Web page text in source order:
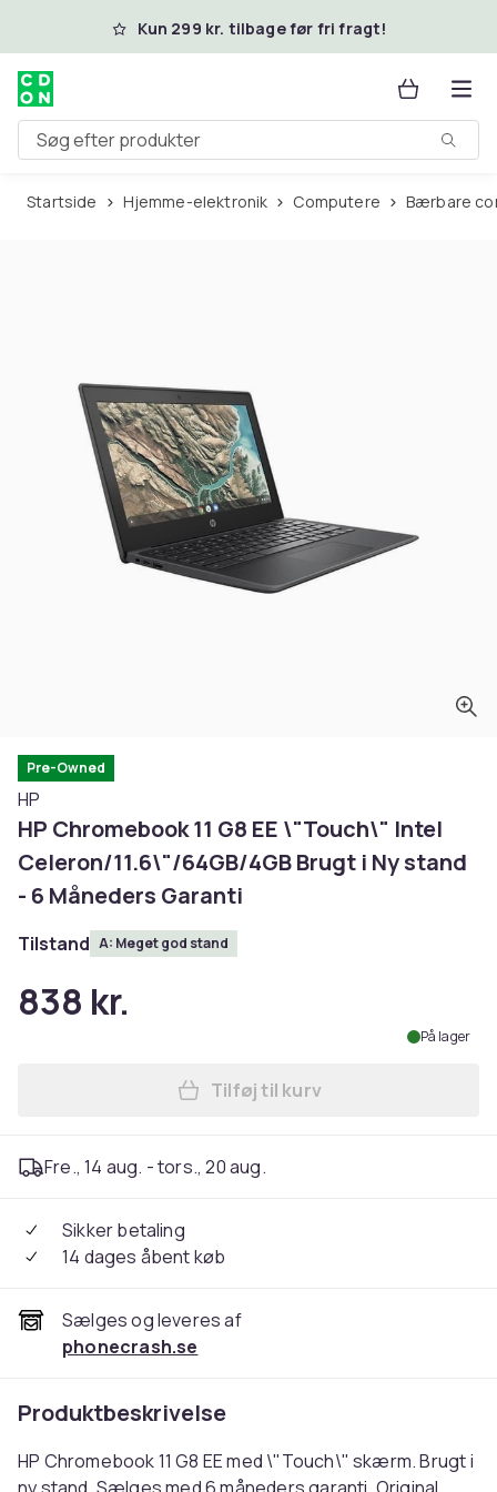
Spring til hovedindhold
Kun 299 kr. tilbage før fri fragt!
Søg efter produkter
Startside Hjemme-elektronik Computere Bærbare
Pre-Owned
HP
HP Chromebook 11 G8 EE \"Touch\" Intel
Celeron/11.6\"/64GB/4GB Brugt i Ny stand
- 6 Måneders Garanti
Tilstand A: Meget god stand
838 kr.
På lager
Læg HP Chromebook 11
Tilføj til kurv
Fre., 14 aug. - tors., 20 aug.
Sikker betaling
14 dages åbent køb
Sælges og leveres af
phonecrash.se
Produktbeskrivelse
HP Chromebook 11 G8 EE med \"Touch\" skærm. Brugt i